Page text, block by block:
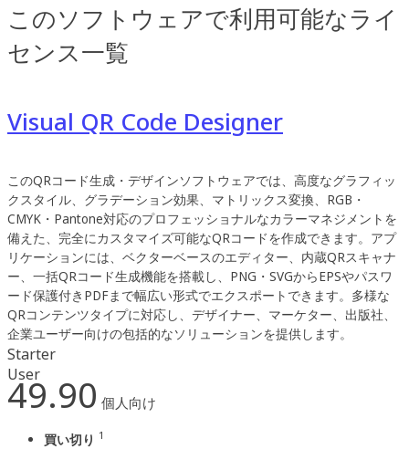
このソフトウェアで利用可能なライ
センス一覧
Visual QR Code Designer
このQRコード生成・デザインソフトウェアでは、高度なグラフィッ
クスタイル、グラデーション効果、マトリックス変換、RGB・
CMYK・Pantone対応のプロフェッショナルなカラーマネジメントを
備えた、完全にカスタマイズ可能なQRコードを作成できます。アプ
リケーションには、ベクターベースのエディター、内蔵QRスキャナ
ー、一括QRコード生成機能を搭載し、PNG・SVGからEPSやパスワ
ード保護付きPDFまで幅広い形式でエクスポートできます。多様な
QRコンテンツタイプに対応し、デザイナー、マーケター、出版社、
企業ユーザー向けの包括的なソリューションを提供します。
Starter
User
49.90 個人向け
買い切り 1